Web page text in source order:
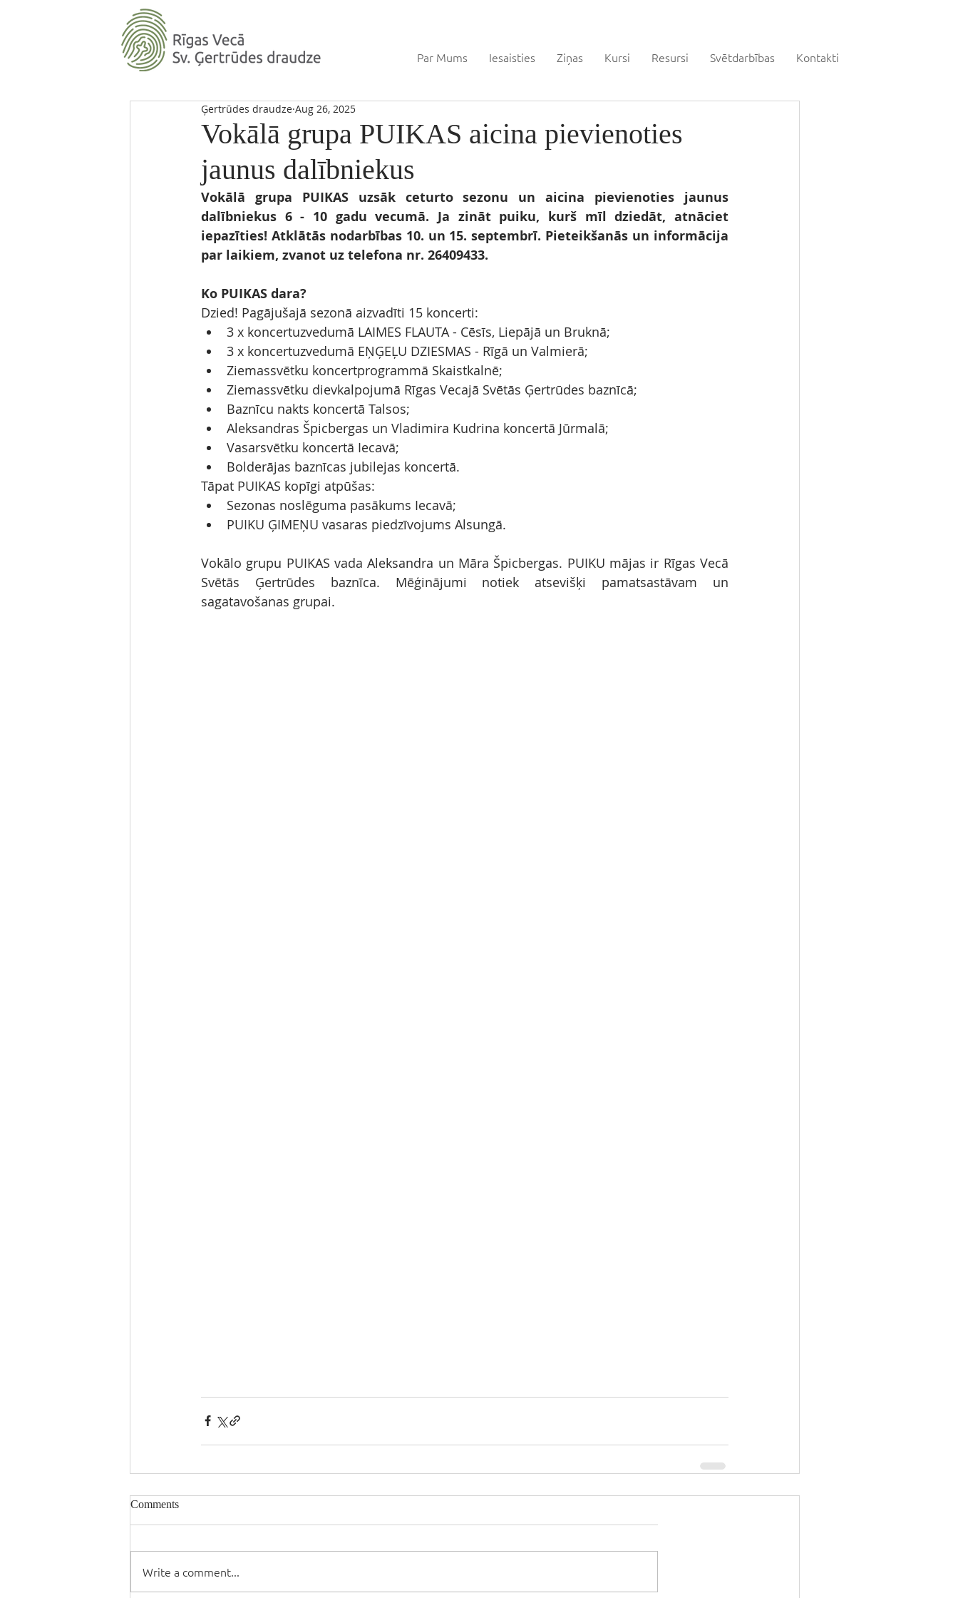
Par Mums Iesaisties Ziņas Kursi Resursi Svētdarbības Kontakti
Vokālā grupa PUIKAS aicina pievienoties
jaunus dalībniekus
Ģertrūdes draudze Aug 26, 2025
Vokālā grupa PUIKAS uzsāk ceturto sezonu un aicina pievienoties jaunus
dalībniekus 6 - 10 gadu vecumā. Ja zināt puiku, kurš mīl dziedāt, atnāciet
iepazīties! Atklātās nodarbības 10. un 15. septembrī. Pieteikšanās un informācija
par laikiem, zvanot uz telefona nr. 26409433.
Ko PUIKAS dara?
Dzied! Pagājušajā sezonā aizvadīti 15 koncerti:
3 x koncertuzvedumā LAIMES FLAUTA - Cēsīs, Liepājā un Bruknā;
3 x koncertuzvedumā EŅĢEĻU DZIESMAS - Rīgā un Valmierā;
Ziemassvētku koncertprogrammā Skaistkalnē;
Ziemassvētku dievkalpojumā Rīgas Vecajā Svētās Ģertrūdes baznīcā;
Baznīcu nakts koncertā Talsos;
Aleksandras Špicbergas un Vladimira Kudrina koncertā Jūrmalā;
Vasarsvētku koncertā Iecavā;
Bolderājas baznīcas jubilejas koncertā.
Tāpat PUIKAS kopīgi atpūšas:
Sezonas noslēguma pasākums Iecavā;
PUIKU ĢIMEŅU vasaras piedzīvojums Alsungā.
Vokālo grupu PUIKAS vada Aleksandra un Māra Špicbergas. PUIKU mājas ir Rīgas Vecā
Svētās Ģertrūdes baznīca. Mēģinājumi notiek atsevišķi pamatsastāvam un
sagatavošanas grupai.
Comments
Write a comment...